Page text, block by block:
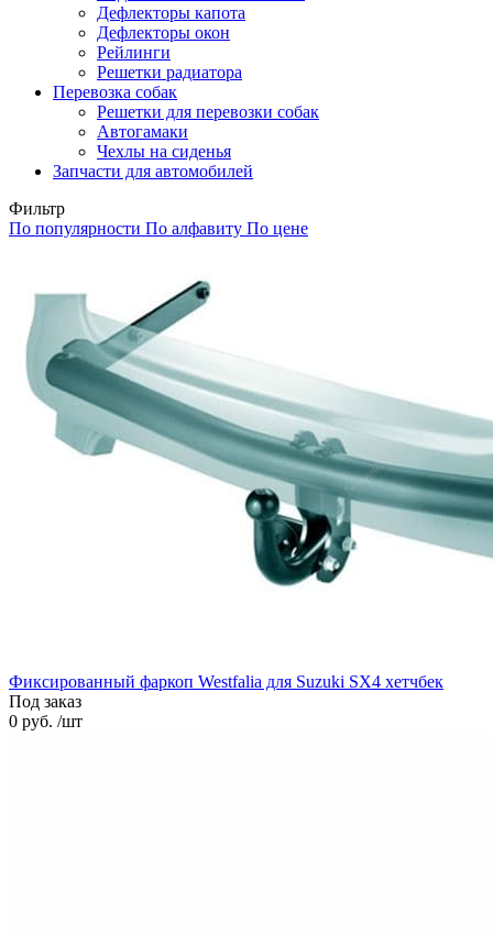
Дефлекторы капота
Дефлекторы окон
Рейлинги
Решетки радиатора
Перевозка собак
Решетки для перевозки собак
Автогамаки
Чехлы на сиденья
Запчасти для автомобилей
Фильтр
По популярности По алфавиту По цене
Фиксированный фаркоп Westfalia для Suzuki SX4 хетчбек
Под заказ
0 руб. /шт